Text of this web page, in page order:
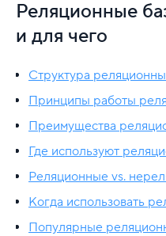
Облачная платформа
Почта
Партнерская
SSL
Реклама и
Реляционные
и для чего
Структура
Принципы работы
Преимущества
Где используют
Реляционные vs.
Когда использовать
Популярные